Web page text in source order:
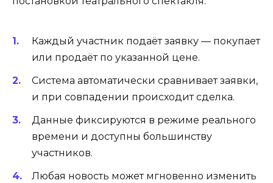
Каждый участник подаёт заявку — покупает
или продаёт по указанной цене.
Система автоматически сравнивает заявки,
и при совпадении происходит сделка.
Данные фиксируются в режиме реального
времени и доступны большинству
участников.
Любая новость может мгновенно изменить